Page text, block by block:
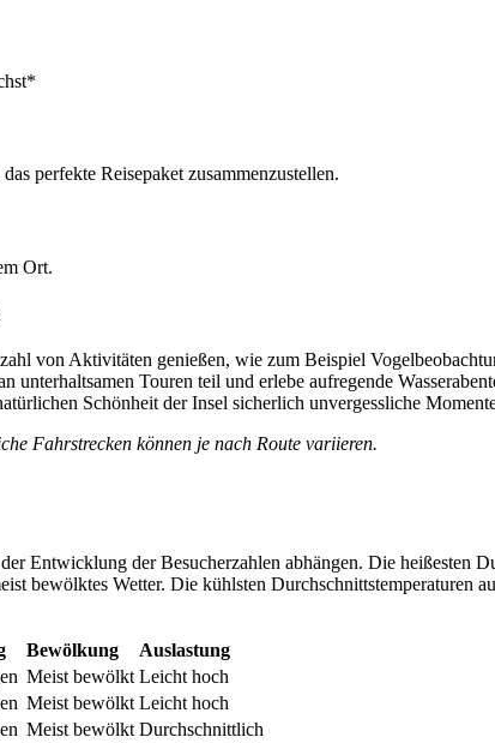
perfekte Reisepaket zusammenzustellen.
Ort.
von Aktivitäten genießen, wie zum Beispiel
unterhaltsamen Touren teil und erlebe aufregende
Schönheit der Insel sicherlich unvergessliche
Fahrstrecken können je nach Route variieren.
Entwicklung der Besucherzahlen abhängen. Die heißesten
bewölktes Wetter. Die kühlsten
Bewölkung
Auslastung
Meist bewölkt Leicht hoch
Meist bewölkt Leicht hoch
Meist bewölkt Durchschnittlich